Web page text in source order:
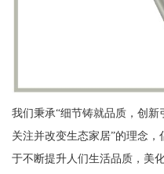
我们秉承“细节铸就品质，创新
关注并改变生态家居”的理念
于不断提升人们生活品质，美